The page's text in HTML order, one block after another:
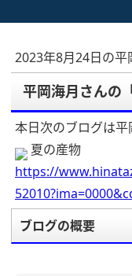
2023年8月24日の
平岡海月さんの
本日次のブログは平
夏の産物
https://
ブログの概要